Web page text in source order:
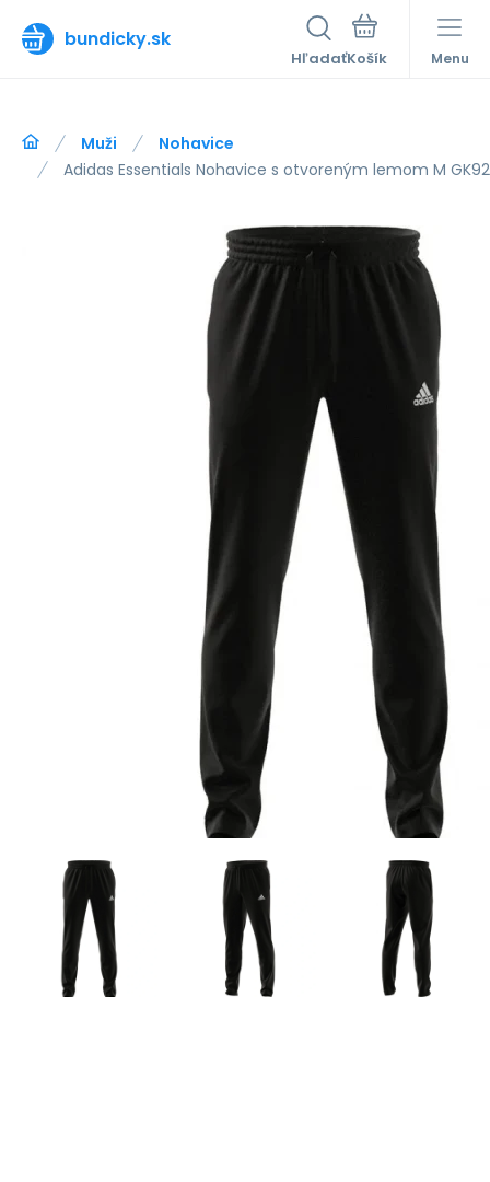
bundicky.sk
Hľadať Menu
Muži
Nohavice
Adidas Essentials Nohavice s otvoreným lemom M